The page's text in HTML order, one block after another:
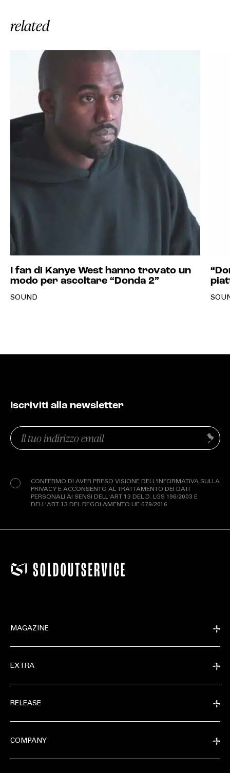
related
I fan di Kanye West hanno trovato un
modo per ascoltare “Donda 2”
SOUND
Iscriviti alla newsletter
Email
(Obbligatorio)
CONFERMO DI AVER PRESO VISIONE DELL'INFORMATIVA SULLA
PRIVACY E ACCONSENTO AL TRATTAMENTO DEI DATI
PERSONALI AI SENSI DELL'ART 13 DEL D. LGS 196/2003 E
DELL'ART 13 DEL REGOLAMENTO UE 679/2016.
Invia
MAGAZINE
EXTRA
RELEASE
COMPANY